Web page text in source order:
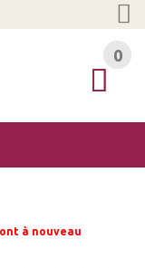
0
0
à nouveau